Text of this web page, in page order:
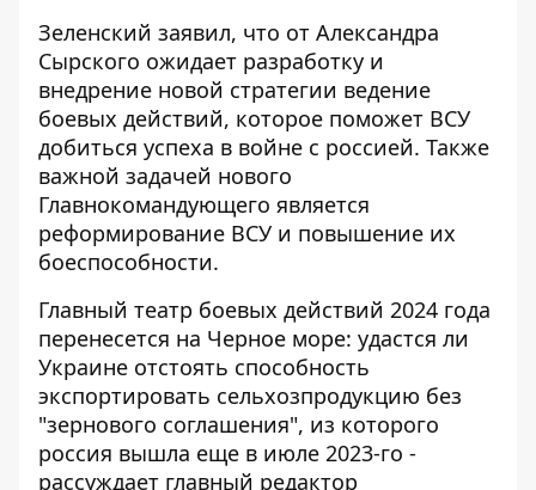
Зеленский заявил, что от Александра
Сырского ожидает разработку и
внедрение новой стратегии ведение
боевых действий, которое поможет ВСУ
добиться успеха в войне с россией. Также
важной задачей нового
Главнокомандующего является
реформирование ВСУ и повышение их
боеспособности.
Главный театр боевых действий 2024 года
перенесется на Черное море: удастся ли
Украине отстоять способность
экспортировать сельхозпродукцию без
"зернового соглашения", из которого
россия вышла еще в июле 2023-го -
рассуждает главный редактор